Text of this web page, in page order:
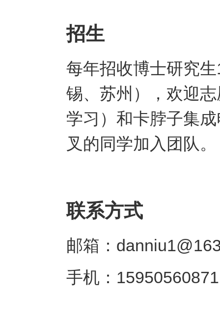
招生
每年招收博士研究
锡、苏州），欢迎
学习）和卡脖子集
叉的同学加入团队。
联系方式
邮箱：
手机：15950560871